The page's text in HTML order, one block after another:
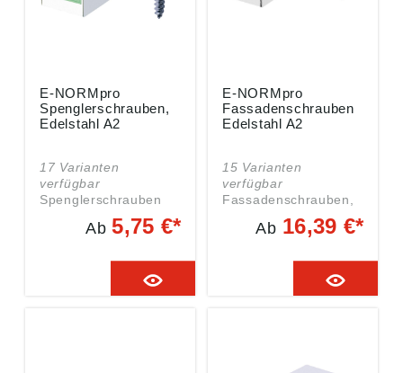
E-NORMpro
Spenglerschrauben,
Edelstahl A2
17 Varianten
verfügbar
Spenglerschrauben
PZ, Edelstahl A2 • Mit
15 mm Dichtscheibe
Produktsicherheitsver
Ab5,75 €*
E-NORMpro
Fassadenschrauben
Edelstahl A2
15 Varianten
verfügbar
Fassadenschrauben,
Edelstahl A2 • Mit 16
mm Dichtscheibe • Mit
9,5 mm (ca. 3/8 Zoll)
Angaben gemäß
Produktsicherheitsver
Ab 16,39 €*